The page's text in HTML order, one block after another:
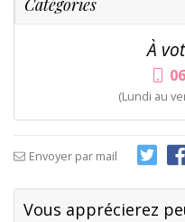
Catégories
À
(Lundi au
Envoyer par mail
Vous apprécierez